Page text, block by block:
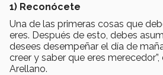
1) Reconócete
Una de las primeras cosas que
eres. Después de esto, debes
desees desempeñar el día de
creer y saber que eres
Arellano.